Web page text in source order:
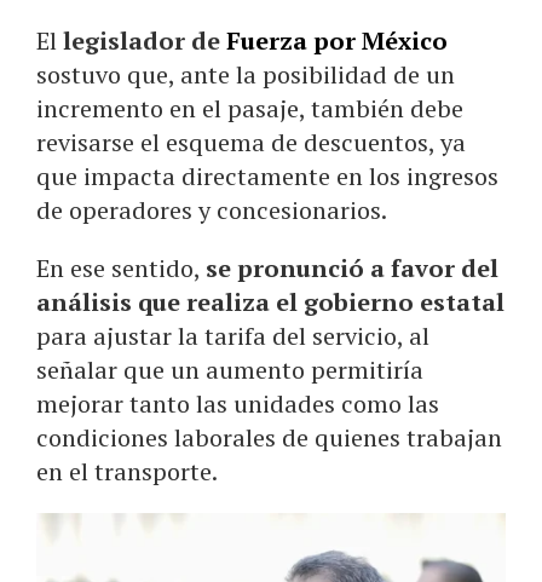
Ellegislador deFuerza por México
sostuvo que, ante la posibilidad de un
incremento en el pasaje, también debe
revisarse el esquema de descuentos, ya
que impacta directamente en los ingresos
de operadores y concesionarios.
En ese sentido, se pronunció a favor del
análisis que realiza el gobierno estatal
para ajustar la tarifa del servicio, al
señalar que un aumento permitiría
mejorar tanto las unidades como las
condiciones laborales de quienes trabajan
en el transporte.